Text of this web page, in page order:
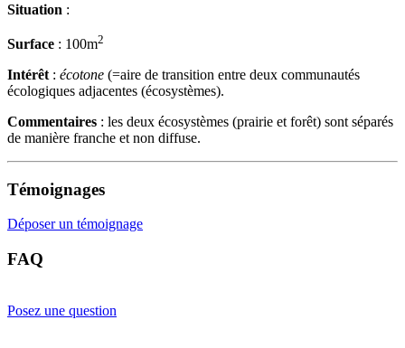
Situation :
Surface : 100m2
Intérêt : écotone (=aire de transition entre deux communautés
écologiques adjacentes (écosystèmes).
Commentaires : les deux écosystèmes (prairie et forêt) sont séparés
de manière franche et non diffuse.
Témoignages
Déposer un témoignage
FAQ
Posez une question